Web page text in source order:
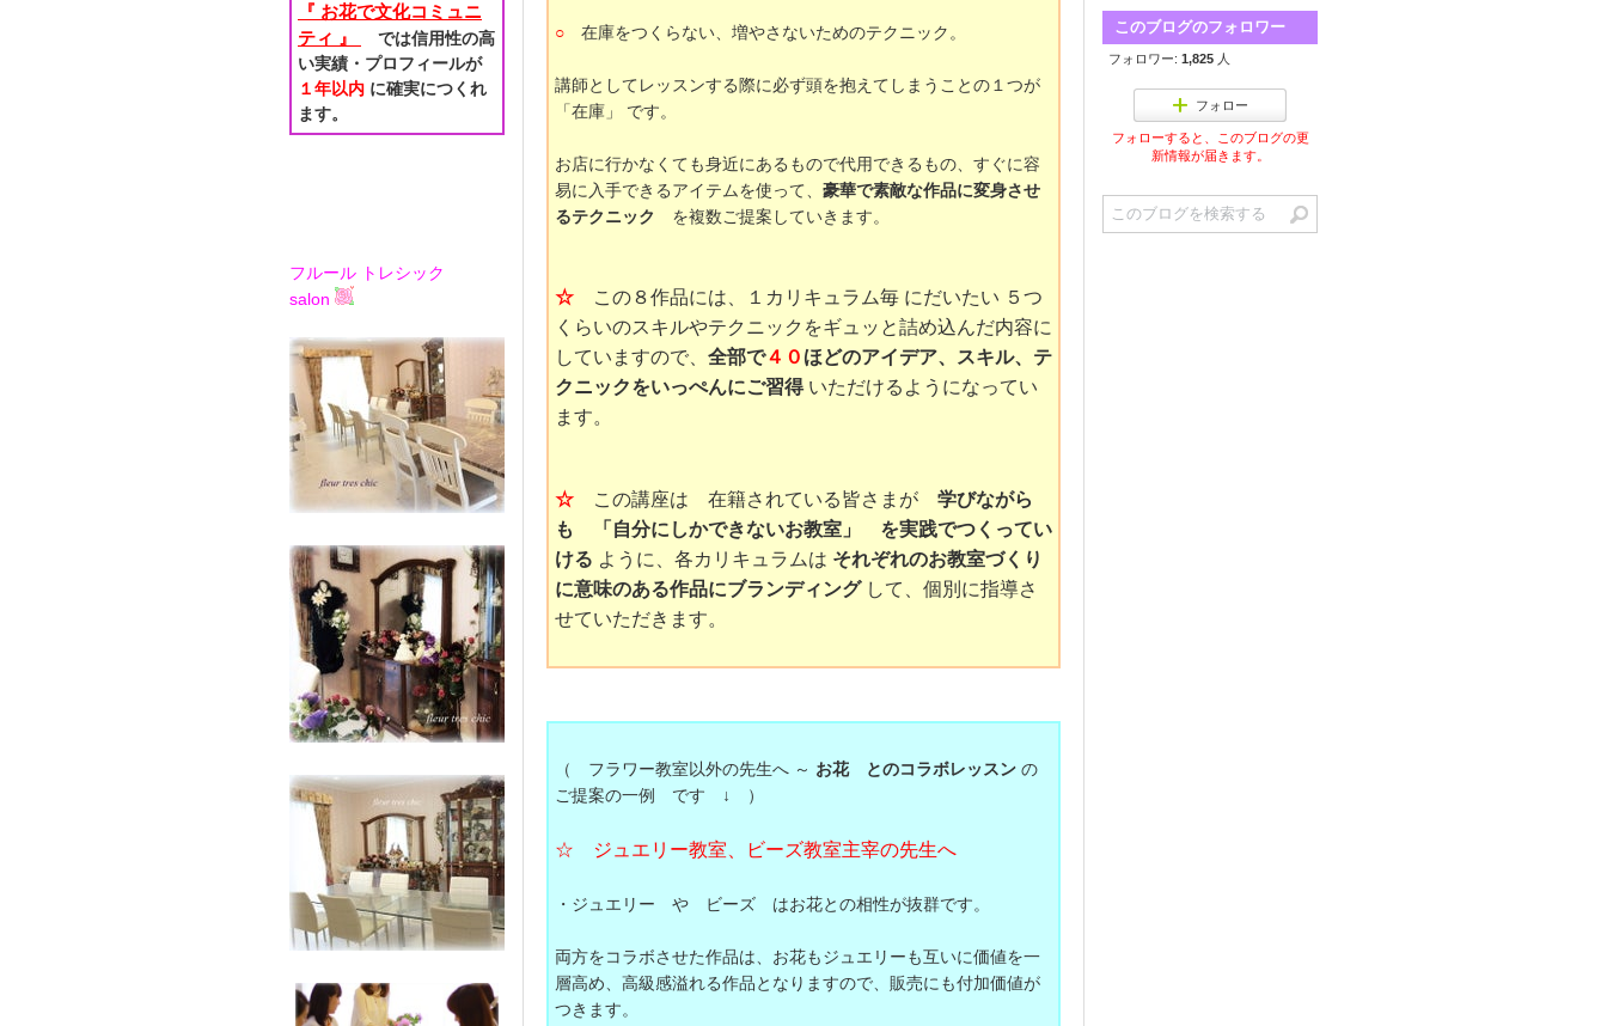
○ 在庫をつくらない、増やさないためのテクニック。
講師としてレッスンする際に必ず頭を抱えてしまうことの１つが
「在庫」 です。
お店に行かなくても身近にあるもので代用できるもの、すぐに容
易に入手できるアイテムを使って、 豪華で素敵な作品に変身させ
るテクニック
を複数ご提案していきます。
☆ この８作品には、１カリキュラム毎 にだいたい ５つ
くらいのスキルやテクニックをギュッと詰め込んだ内容に
していますので、 全部で４０ ほどのアイデア、スキル、テ
クニックをいっぺんにご習得 いただけるようになってい
ます。
☆ この講座は 在籍されている皆さまが 学びながら
も 「自分にしかできないお教室」 を実践でつくってい
ける ように、各カリキュラムは それぞれのお教室づくり
に意味のある作品にブランディング して、個別に指導さ
せていただきます。
（ フラワー教室以外の先生へ ～ お花 とのコラボレッスン の
ご提案の一例 です ↓ ）
☆ ジュエリー教室、ビーズ教室主宰の先生へ
・ジュエリー や ビーズ はお花との相性が抜群です。
両方をコラボさせた作品は、お花もジュエリーも互いに価値を一
層高め、高級感溢れる作品となりますので、販売にも付加価値が
つきます。
『 お花で文化コミュニ
ティ 』
では信用性の高
い実績・プロフィールが
１年以内 に確実につくれ
ます。
フルール トレシック
salon
このブログのフォロワー
フォロワー: 1,825 人
フォロー
フォローすると、このブログの更
新情報が届きます。